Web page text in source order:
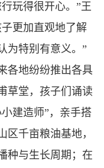
玩得很开心。”王
更加直观地了解
为特别有意义。”
各地纷纷推出各具
草堂，孩子们诵读
建造师”，亲手搭
区千亩粮油基地，
种与生长周期；在